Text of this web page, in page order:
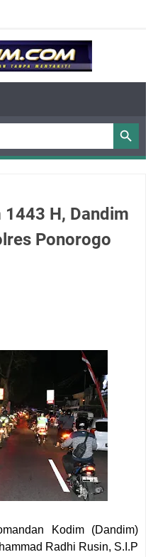
H, Dandim
Ponorogo
Kodim (Dandim)
Radhi Rusin, S.I.P